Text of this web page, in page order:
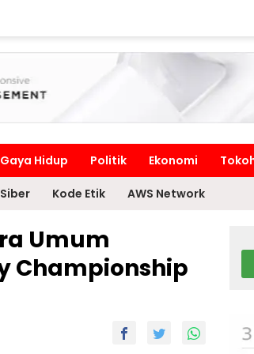
Gaya Hidup Politik Ekonomi
Kode Etik AWS Network
Umum
Championship